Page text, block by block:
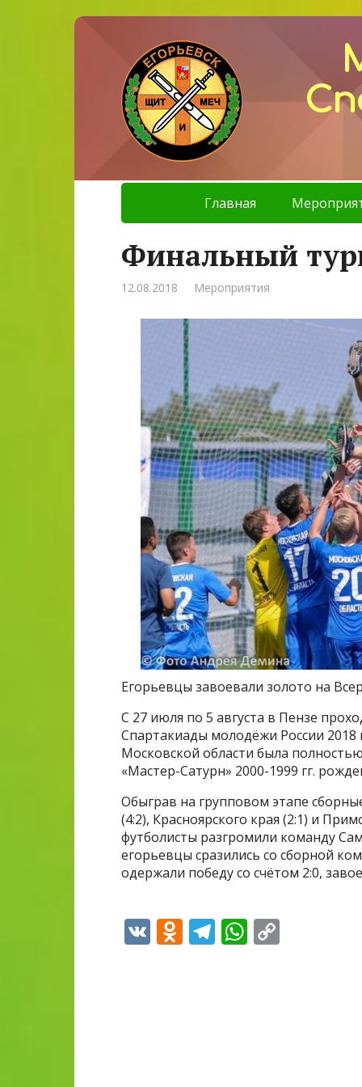
Главная
Финальный
12.08.2018 Мероприятия
Егорьевцы завоевали золото на
С 27 июля по 5 августа в Пензе
Спартакиады молодёжи России
Московской области была
«Мастер-Сатурн» 2000-1999 гг.
Обыграв на групповом этапе
(4:2), Красноярского края (2:1) и
футболисты разгромили команду
егорьевцы сразились со сборной
одержали победу со счётом 2:0,
V O T W